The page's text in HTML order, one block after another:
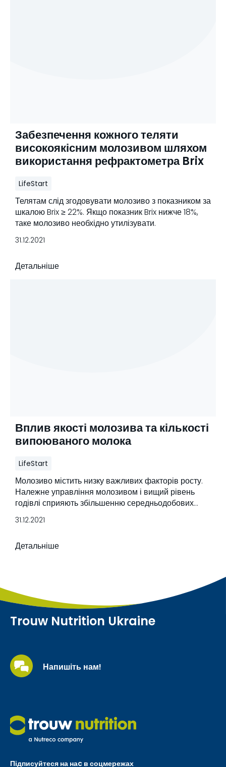
Забезпечення кожного теляти
високоякісним молозивом шляхом
використання рефрактометра Brix
LifeStart
Телятам слід згодовувати молозиво з показником за
шкалою Brix ≥ 22%. Якщо показник Brix нижче 18%,
таке молозиво необхідно утилізувати.
31.12.2021
Детальніше
Вплив якості молозива та кількості
випоюваного молока
LifeStart
Молозиво містить низку важливих факторів росту.
Належне управління молозивом і вищий рівень
годівлі сприяють збільшенню середньодобових
приростів та вищій молочній продуктивності у
майбутньому.
31.12.2021
Детальніше
Trouw Nutrition Ukraine
Напишіть нам!
Підписуйтеся на наc в соцмережах